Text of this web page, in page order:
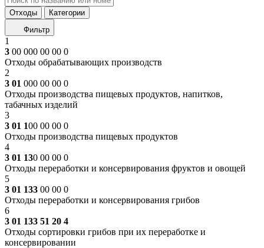
Отходы
Категории
Фильтр
1
3 00 000 00 00 0
Отходы обрабатывающих производств
2
3 01 000 00 00 0
Отходы производства пищевых продуктов, напитков,
табачных изделий
3
3 01 100 00 00 0
Отходы производства пищевых продуктов
4
3 01 130 00 00 0
Отходы переработки и консервирования фруктов и овощей
5
3 01 133 00 00 0
Отходы переработки и консервирования грибов
6
3 01 133 51 20 4
Отходы сортировки грибов при их переработке и
консервировании